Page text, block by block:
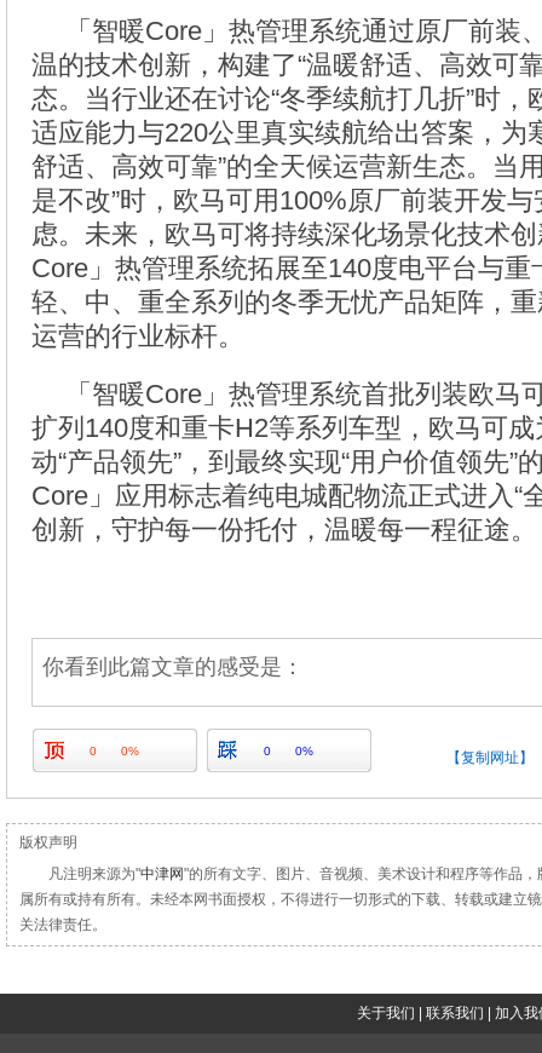
「智暖Core」热管理系统通过原厂前装
温的技术创新，构建了“温暖舒适、高效可
态。当行业还在讨论“冬季续航打几折”时
适应能力与220公里真实续航给出答案，为
舒适、高效可靠”的全天候运营新生态。当
是不改”时，欧马可用100%原厂前装开发
虑。未来，欧马可将持续深化场景化技术
Core」热管理系统拓展至140度电平台与
轻、中、重全系列的冬季无忧产品矩阵，
运营的行业标杆。
「智暖Core」热管理系统首批列装欧马
扩列140度和重卡H2等系列车型，欧马可成
动“产品领先”，到最终实现“用户价值领先”
Core」应用标志着纯电城配物流正式进入“
创新，守护每一份托付，温暖每一程征途。
你看到此篇文章的感受是：
0 0% 0 0% 【复制网址】
版权声明
凡注明来源为"中津网"的所有文字、图片、音视频、美术设计和程序等作品
属所有或持有所有。未经本网书面授权，不得进行一切形式的下载、转载或建立
关法律责任。
关于我们 联系我们 加入我